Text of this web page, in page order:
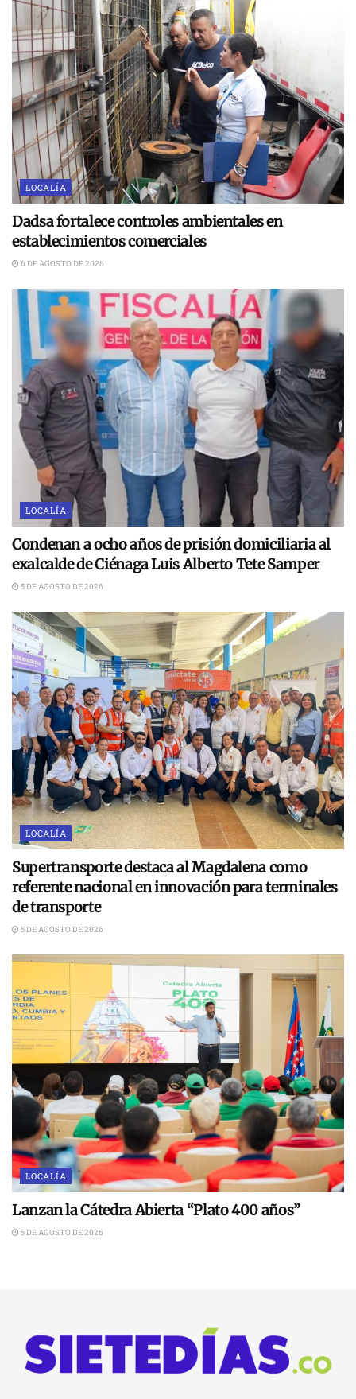
LOCALÍA
Dadsa fortalece controles ambientales en
establecimientos comerciales
6 DE AGOSTO DE 2026
LOCALÍA
Condenan a ocho años de prisión domiciliaria al
exalcalde de Ciénaga Luis Alberto Tete Samper
5 DE AGOSTO DE 2026
LOCALÍA
Supertransporte destaca al Magdalena como
referente nacional en innovación para terminales
de transporte
5 DE AGOSTO DE 2026
LOCALÍA
Lanzan la Cátedra Abierta “Plato 400 años”
5 DE AGOSTO DE 2026